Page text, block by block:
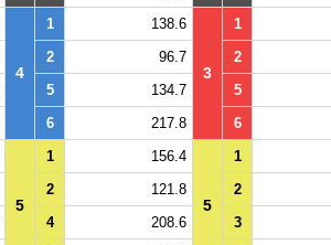
4
1 138.6
3
1
2 96.7 2
5 134.7 5
6 217.8 6
5
1 156.4
5
1
2 121.8 2
4 208.6 3